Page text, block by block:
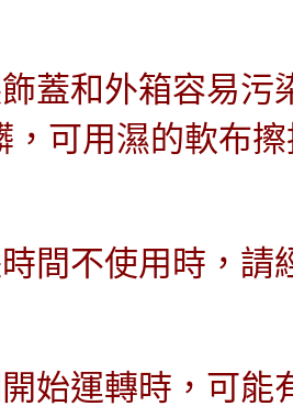
蓋和外箱容易污
，可用濕的軟布
間不使用時，請
開始運轉時，可能